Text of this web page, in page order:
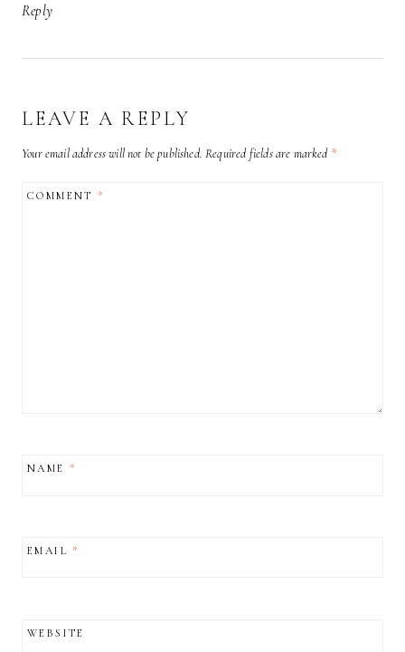
Reply
LEAVE A REPLY
Your email address will not be published. Required fields are marked *
COMMENT*
NAME *
EMAIL*
WEBSITE